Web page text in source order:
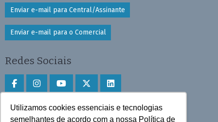
Utilizamos cookies essenciais e tecnologias
semelhantes de acordo com a nossa Política de
Enviar e-mail para Central/Assinante
Enviar e-mail para o Comercial
Redes Sociais
Faça download do aplicativo